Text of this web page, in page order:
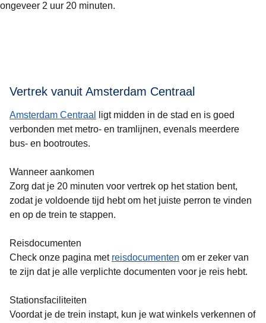
ongeveer 2 uur 20 minuten.
Vertrek vanuit Amsterdam Centraal
Amsterdam Centraal
ligt midden in de stad en is goed
verbonden met metro- en tramlijnen, evenals meerdere
bus- en bootroutes.
Wanneer aankomen
Zorg dat je 20 minuten voor vertrek op het station bent,
zodat je voldoende tijd hebt om het juiste perron te vinden
en op de trein te stappen.
Reisdocumenten
Check onze pagina met reisdocumenten om er zeker van
te zijn dat je alle verplichte documenten voor je reis hebt.
Stationsfaciliteiten
Voordat je de trein instapt, kun je wat winkels verkennen of